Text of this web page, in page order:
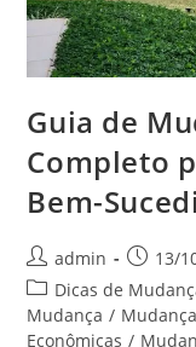
Guia de
Completo
Bem-
admin
13/
Dicas de
Mudança /
Econômicas /